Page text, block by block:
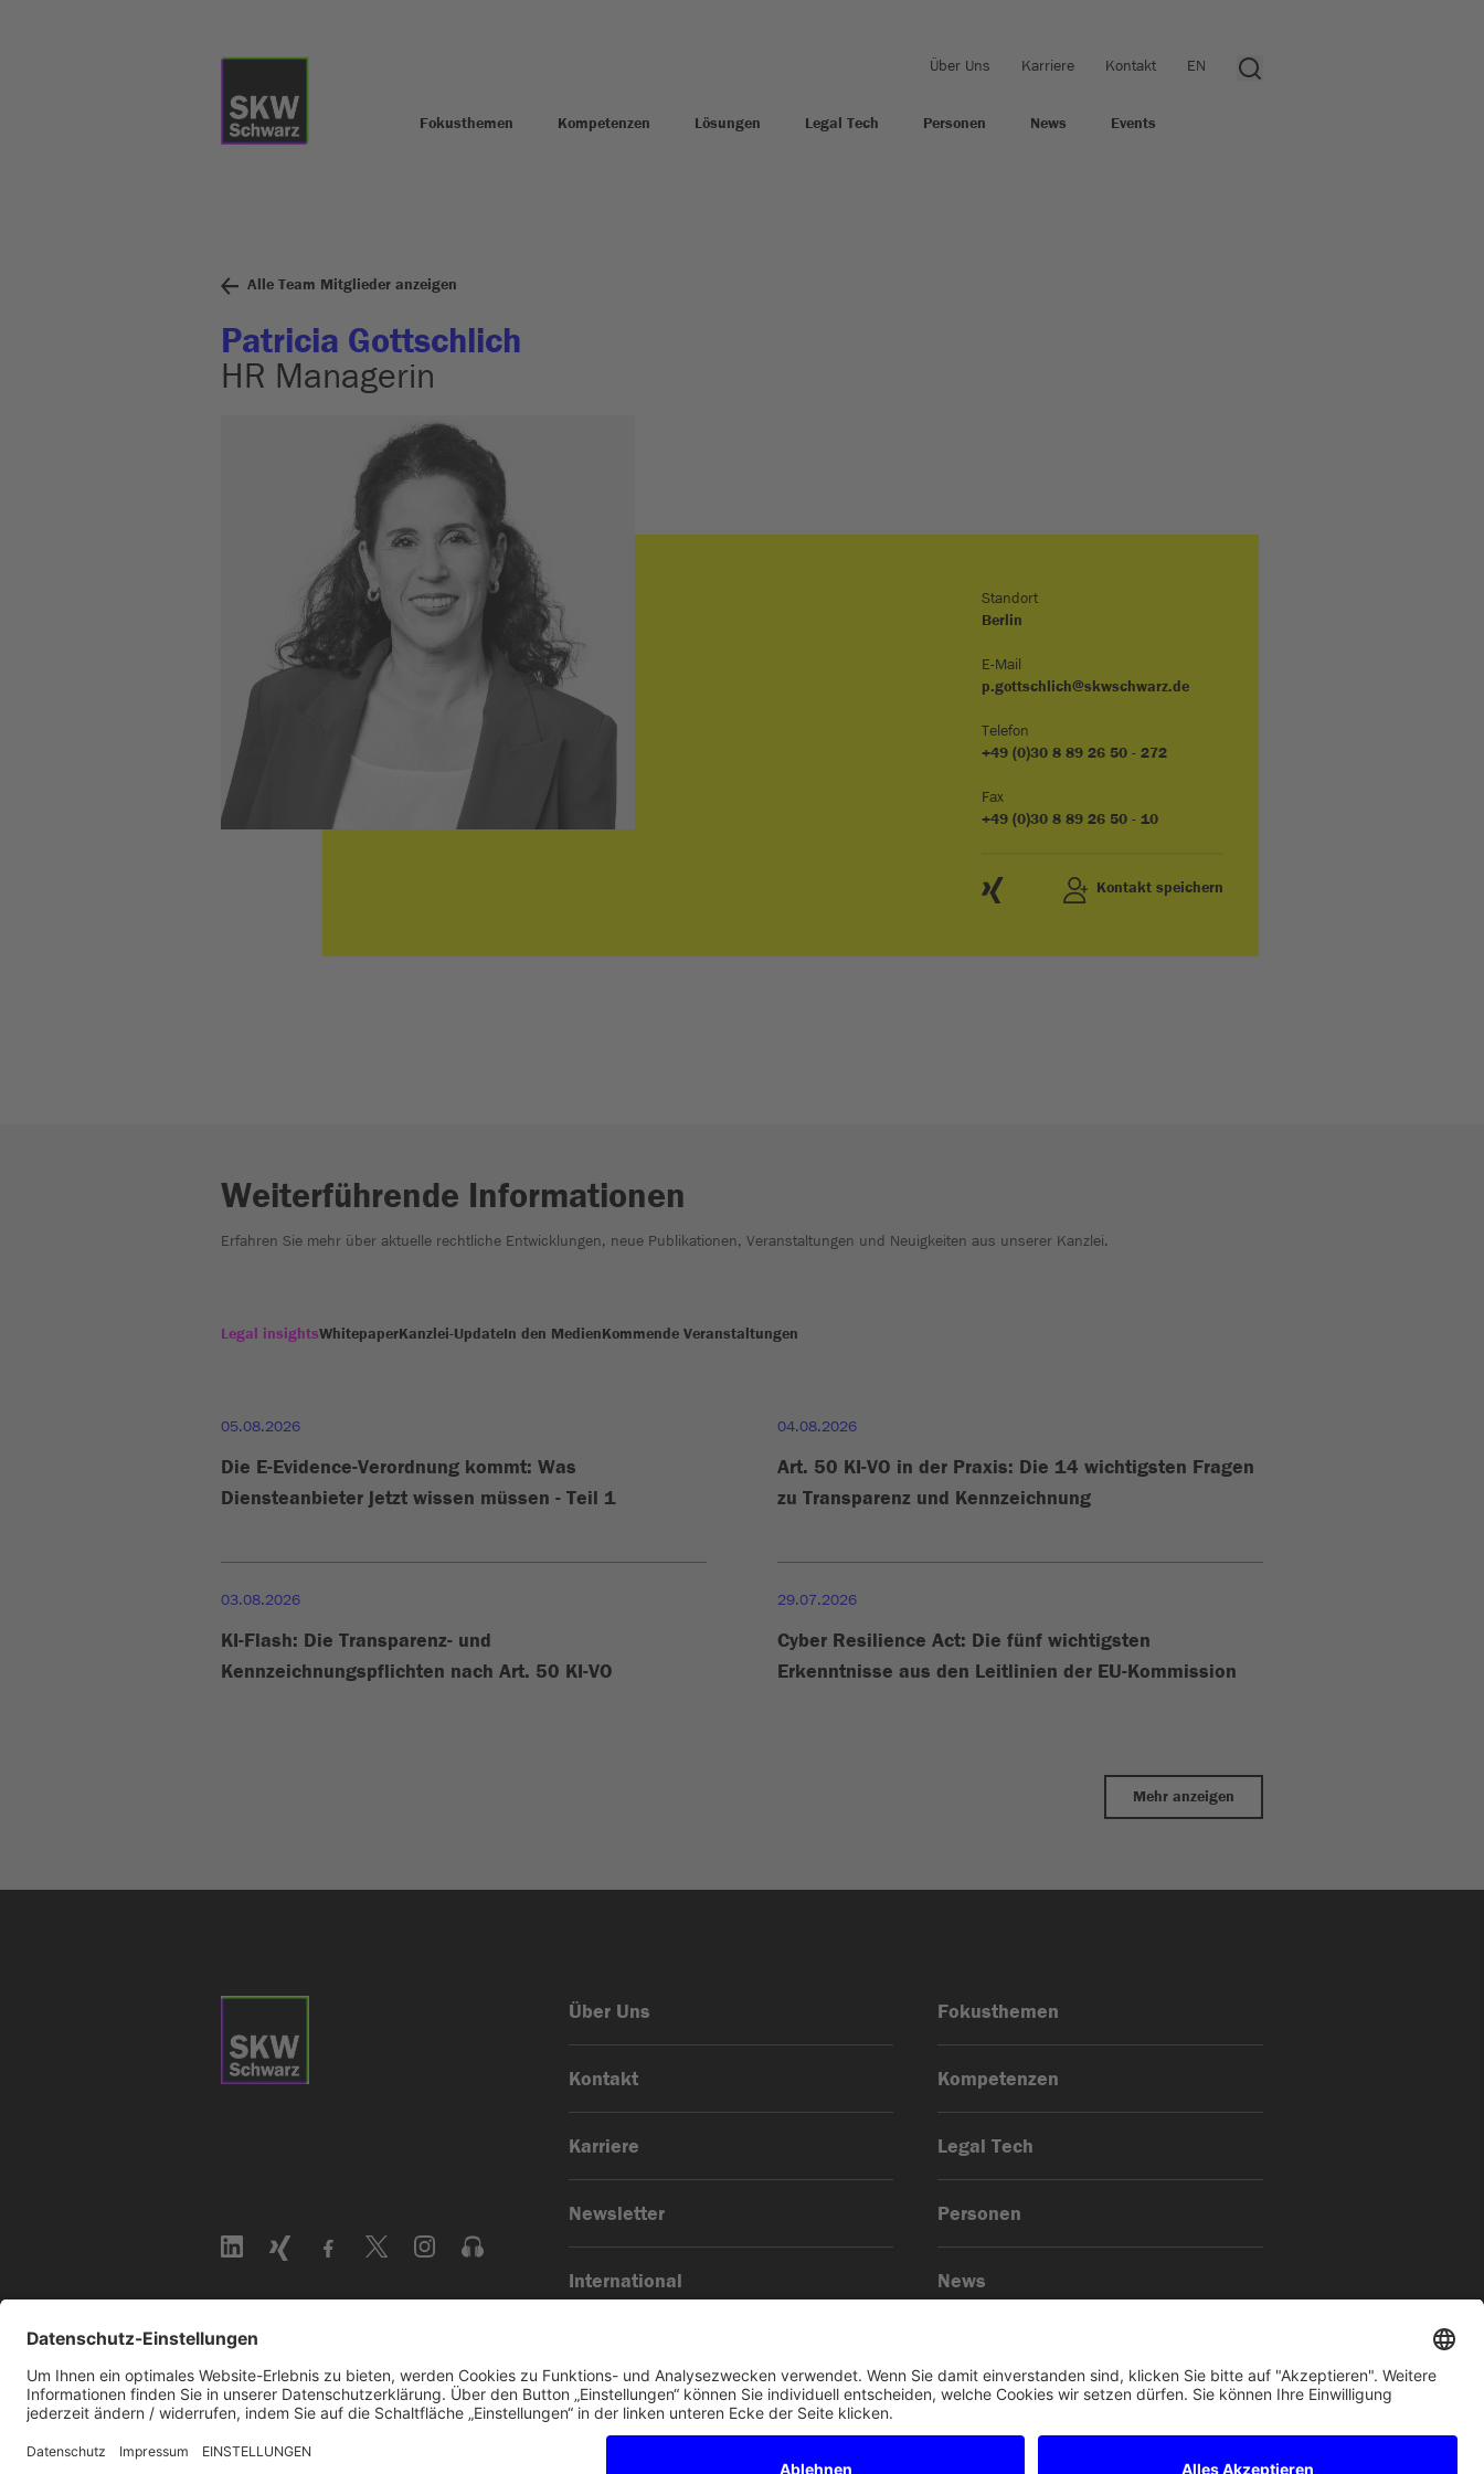
Über Uns Karriere Kontakt EN
Fokusthemen Kompetenzen Lösungen Legal Tech Personen News Events
Alle Team Mitglieder anzeigen
Standort
Berlin
E-Mail
p.gottschlich@skwschwarz.de
Telefon
+49 (0)30 8 89 26 50 - 272
Fax
+49 (0)30 8 89 26 50 - 10
Kontakt speichern
Patricia Gottschlich
HR Managerin
Weiterführende Informationen
Erfahren Sie mehr über aktuelle rechtliche Entwicklungen, neue Publikationen, Veranstaltungen und Neuigkeiten aus unserer Kanzlei.
Legal insightsWhitepaperKanzlei-UpdateIn den MedienKommende Veranstaltungen
05.08.2026
Die E-Evidence-Verordnung kommt: Was
Diensteanbieter jetzt wissen müssen - Teil 1
04.08.2026
Art. 50 KI-VO in der Praxis: Die 14 wichtigsten Fragen
zu Transparenz und Kennzeichnung
03.08.2026
KI-Flash: Die Transparenz- und
Kennzeichnungspflichten nach Art. 50 KI-VO
29.07.2026
Cyber Resilience Act: Die fünf wichtigsten
Erkenntnisse aus den Leitlinien der EU-Kommission
Mehr anzeigen
Über Uns
Kontakt
Karriere
Newsletter
International
Fokusthemen
Kompetenzen
Legal Tech
Personen
News
Impressum Datenschutz